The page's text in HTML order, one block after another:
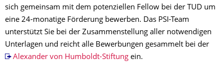
sich gemeinsam mit dem potenziellen Fellow bei der TUD um
eine 24-monatige Förderung bewerben. Das PSI-Team
unterstützt Sie bei der Zusammenstellung aller notwendigen
Unterlagen und reicht alle Bewerbungen gesammelt bei der
Alexander von Humboldt-Stiftungein.